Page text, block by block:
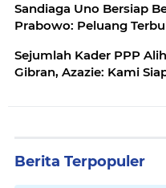
Sandiaga Uno Bersiap
Prabowo: Peluang
Sejumlah Kader PPP
Gibran, Azazie: Kami
Berita Terpopuler